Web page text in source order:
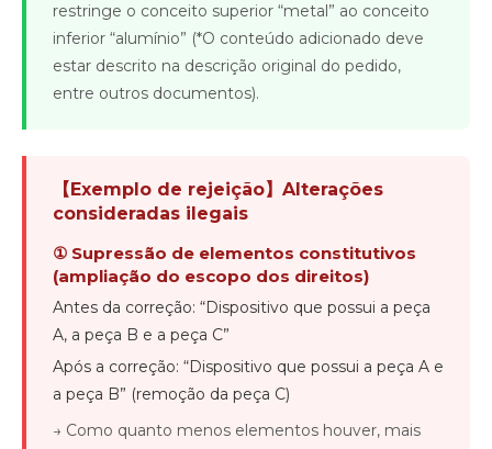
restringe o conceito superior “metal” ao conceito
inferior “alumínio” (*O conteúdo adicionado deve
estar descrito na descrição original do pedido,
entre outros documentos).
【Exemplo de rejeição】Alterações
consideradas ilegais
① Supressão de elementos constitutivos
(ampliação do escopo dos direitos)
Antes da correção: “Dispositivo que possui a peça
A, a peça B e a peça C”
Após a correção: “Dispositivo que possui a peça A e
a peça B” (remoção da peça C)
→ Como quanto menos elementos houver, mais